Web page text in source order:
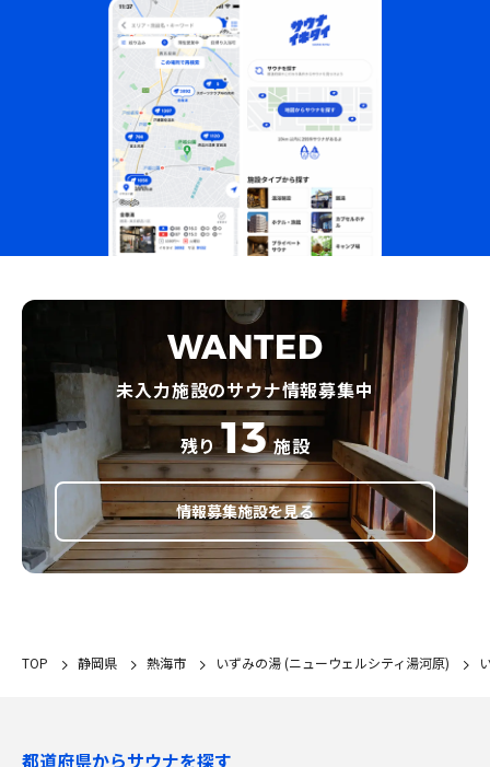
WANTED
未入力施設のサウナ情報募集中
残り 13 施設
情報募集施設を見る
TOP 静岡県 熱海市 いずみの湯 (ニューウェルシティ湯河原)
都道府県からサウナを探す